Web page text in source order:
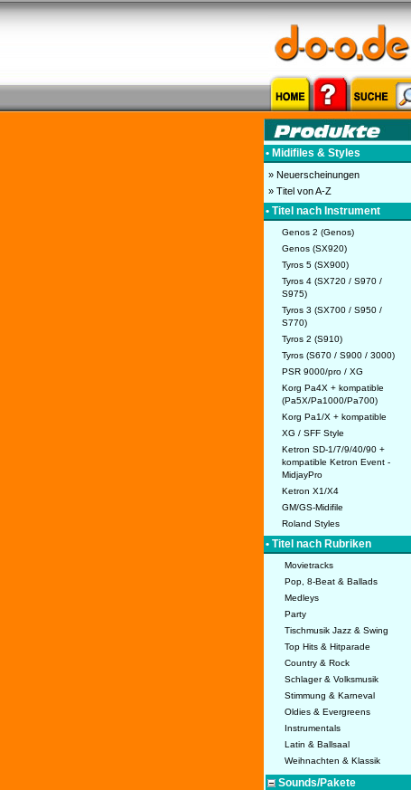
• Midifiles & Styles
» Neuerscheinungen
» Titel von A-Z
• Titel nach Instrument
Genos 2 (Genos)
Genos (SX920)
Tyros 5 (SX900)
Tyros 4 (SX720 / S970 /
S975)
Tyros 3 (SX700 / S950 /
S770)
Tyros 2 (S910)
Tyros (S670 / S900 / 3000)
PSR 9000/pro / XG
Korg Pa4X + kompatible
(Pa5X/Pa1000/Pa700)
Korg Pa1/X + kompatible
XG / SFF Style
Ketron SD-1/7/9/40/90 +
kompatible Ketron Event -
MidjayPro
Ketron X1/X4
GM/GS-Midifile
Roland Styles
• Titel nach Rubriken
Movietracks
Pop, 8-Beat & Ballads
Medleys
Party
Tischmusik Jazz & Swing
Top Hits & Hitparade
Country & Rock
Schlager & Volksmusik
Stimmung & Karneval
Oldies & Evergreens
Instrumentals
Latin & Ballsaal
Weihnachten & Klassik
Sounds/Pakete